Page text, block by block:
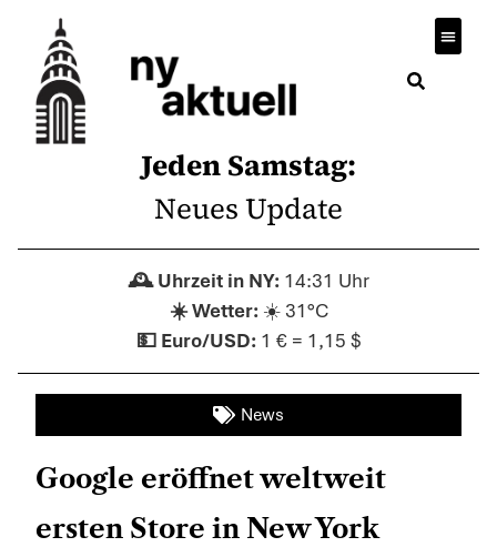
Jeden Samstag:
Neues Update
14:31 Uhr
☀️ 31°C
1 € = 1,15 $
News
Google eröffnet weltweit
ersten Store in New York